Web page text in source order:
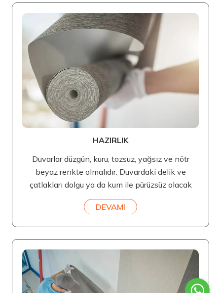
HAZIRLIK
Duvarlar düzgün, kuru, tozsuz, yağsız ve nötr
beyaz renkte olmalıdır. Duvardaki delik ve
çatlakları dolgu ya da kum ile pürüzsüz olacak
DEVAMI